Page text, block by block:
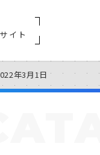
イト
年3月1日